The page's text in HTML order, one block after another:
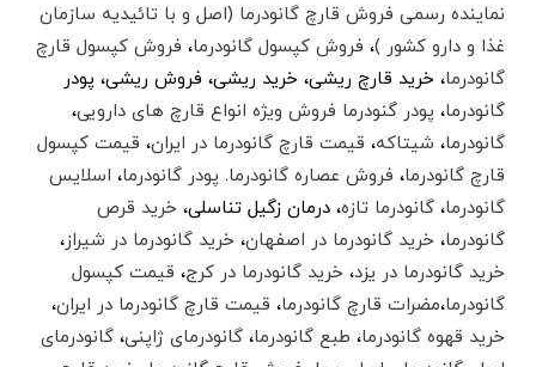
نماینده رسمی فروش قارچ گانودرما (اصل و با تائیدیه سازمان
غذا و دارو کشور )،فروش کپسول گانودرما، فروش کپسول قارچ
گانودرما، خرید قارچ ریشی، خرید ریشی،‌ فروش ریشی، پودر
گانودرما، پودر گنودرما فروش ویژه انواع قارچ های دارویی،
گانودرما، شیتاکه، قیمت قارچ گانودرما در ایران، قیمت کپسول
قارچ گانودرما،‌ فروش عصاره گانودرما.پودر گانودرما، اسلایس
گانودرما، گانودرما تازه، درمان زگیل تناسلی، خرید قرص
گانودرما، خرید گانودرما در اصفهان، خرید گانودرما در شیراز،
خرید گانودرما در یزد، خرید گانودرما در کرج، قیمت کپسول
گانودرما،‌مضرات قارچ گانودرما،‌ قیمت قارچ گانودرما در ایران،
خرید قهوه گانودرما، طبع گانودرما، گانودرمای ژاپنی، گانودرمای